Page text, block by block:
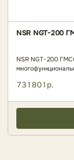
NSR NGT-200
NSR NGT-200
731801р.